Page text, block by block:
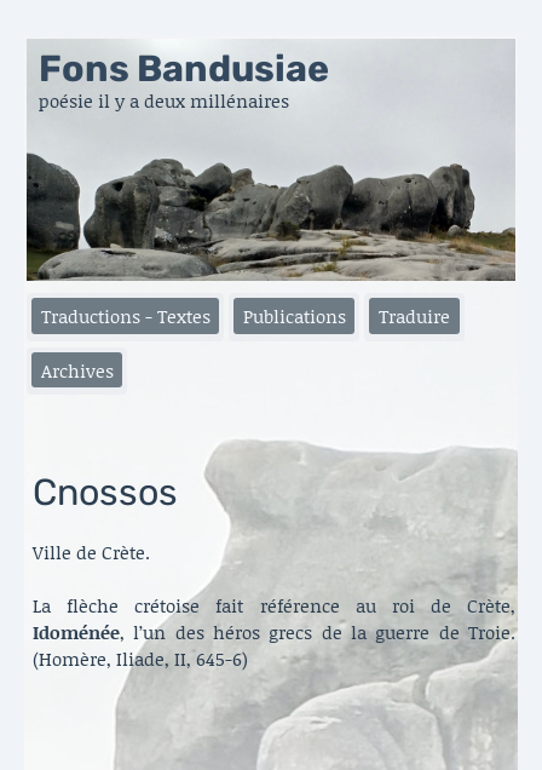
Fons Bandusiae
poésie il y a deux millénaires
Traductions - Textes Publications Traduire
Archives
Cnossos
Ville de Crète.
La flèche crétoise fait référence au roi de Crète,
Idoménée, l’un des héros grecs de la guerre de Troie.
(Homère, Iliade, II, 645-6)